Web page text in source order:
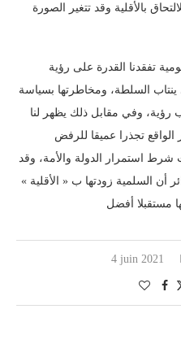
بالأقلية وقد تتغير الصورة
تفقدنا القدرة على رؤية
السلطة، ومخاطرتها بسياسة
رؤية، وفي مقابل ذلك يظهر لنا
تجذرا عميقا للرفض
شرط استمرار الدولة والأمة، وقد
السلمية زودتها ب « الأقلية »
4 juin 2021